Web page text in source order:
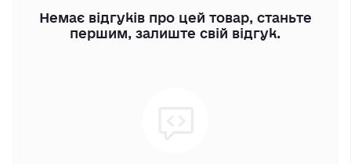
Немає відгуків про цей товар, станьте
першим, залиште свій відгук.